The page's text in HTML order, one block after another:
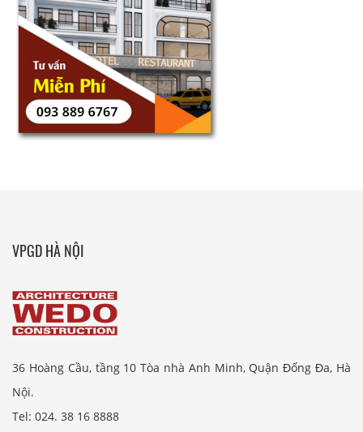
VPGD HÀ NỘI
36 Hoàng Cầu, tầng 10 Tòa nhà Anh Minh, Quận Đống Đa, Hà
Nội.
Tel: 024. 38 16 8888